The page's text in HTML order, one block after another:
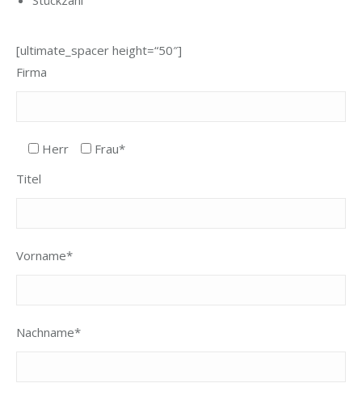
[ultimate_spacer height=“50″]
Firma
Herr
Frau*
Titel
Vorname*
Nachname*